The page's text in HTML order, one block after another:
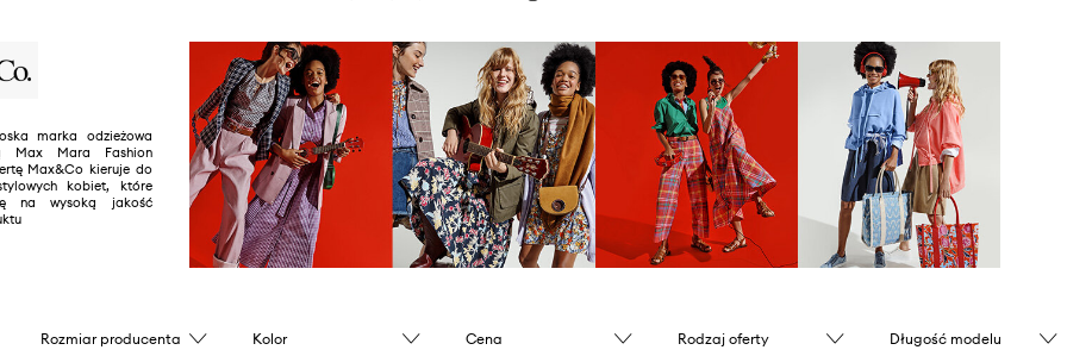
marka odzieżowa
Max Mara Fashion
Max&Co kieruje do
kobiet, które
na wysoką jakość
Rozmiar producenta Kolor Cena Rodzaj oferty Długość modelu